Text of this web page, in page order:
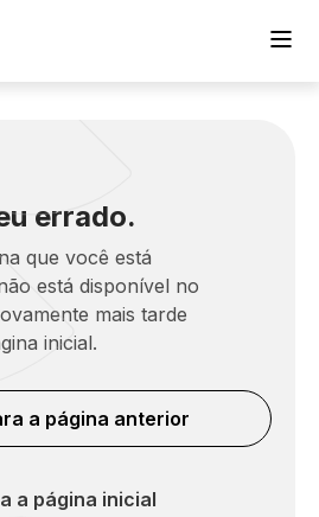
errado.
que você está
está disponível no
mais tarde
inicial.
a página anterior
a página inicial